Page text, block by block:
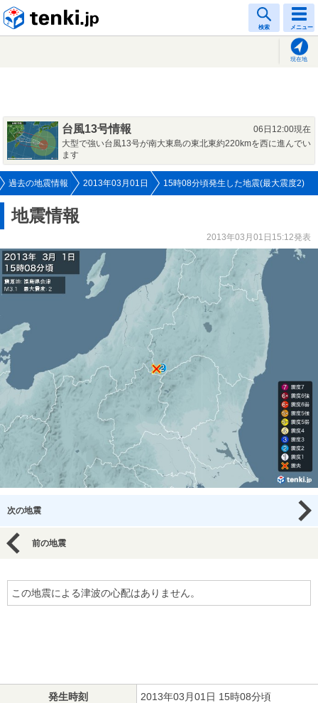
検索 メニュー
現在地
台風13号情報
06日12:00現在
大型で強い台風13号が南大東島の東北東約220kmを西に進んでい
ます
過去の地震情報 2013年03月01日 15時08分頃発生した地震(最大震度2)
地震情報
2013年03月01日15:12発表
次の地震
前の地震
この地震による津波の心配はありません。
発生時刻 2013年03月01日 15時08分頃